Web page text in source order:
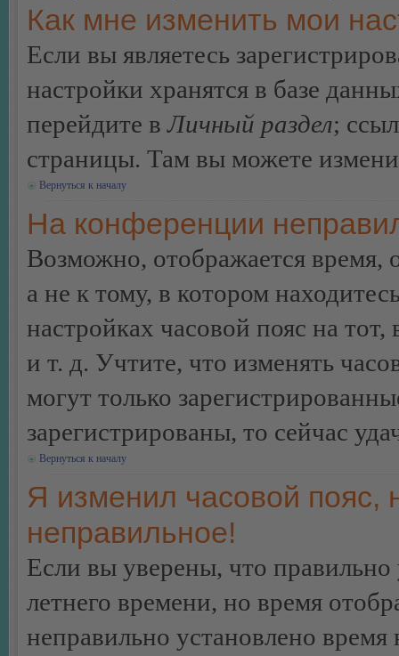
Как мне изменить мои
Если вы являетесь
настройки хранятся в базе
перейдите вЛичный раздел;
страницы. Там вы можете
Вернуться к началу
На конференции
Возможно, отображается время,
а не к тому, в котором
настройках часовой пояс на
и т. д. Учтите, что изменять
могут только
зарегистрированы, то сейчас
Вернуться к началу
Я изменил часовой пояс,
неправильное!
Если вы уверены, что правильно
летнего времени, но время
неправильно установлено